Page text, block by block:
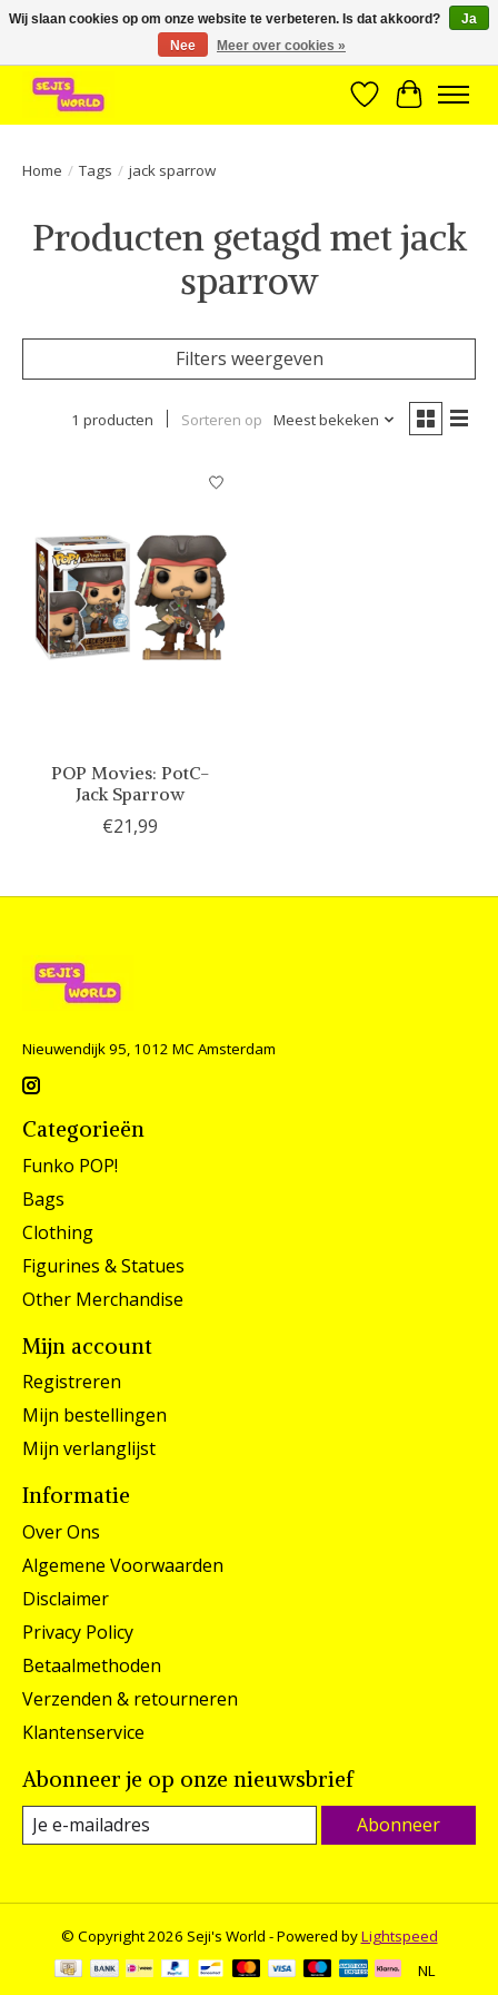
Brede assortiment direct leverbaar uit voorraad!
Verlanglijst
Home / Tags / jack sparrow
Producten getagd met jack
sparrow
Filters weergeven
1 producten Sorteren op Meest bekeken
POP Movies: PotC-
Jack Sparrow
€21,99
Nieuwendijk 95, 1012 MC Amsterdam
Categorieën
Funko POP!
Bags
Clothing
Figurines & Statues
Other Merchandise
Mijn account
Registreren
Mijn bestellingen
Mijn verlanglijst
Informatie
Over Ons
Algemene Voorwaarden
Disclaimer
Privacy Policy
Betaalmethoden
Verzenden & retourneren
Klantenservice
Abonneer je op onze nieuwsbrief
Abonneer
© Copyright 2026 Seji's World - Powered byLightspeed
NL
Wij slaan cookies op om onze website te verbeteren. Is dat akkoord?
Ja
Nee
Meer over cookies »